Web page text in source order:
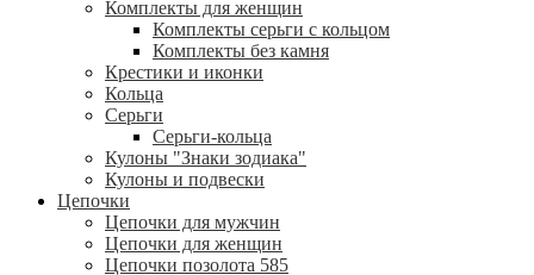
Комплекты для женщин
Комплекты серьги с кольцом
Комплекты без камня
Крестики и иконки
Кольца
Серьги
Серьги-кольца
Кулоны "Знаки зодиака"
Кулоны и подвески
Цепочки
Цепочки для мужчин
Цепочки для женщин
Цепочки позолота 585